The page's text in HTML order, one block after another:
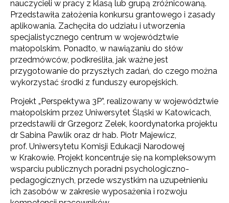
nauczycieli w pracy z klasą lub grupą zróżnicowaną.
Przedstawiła założenia konkursu grantowego i zasady
aplikowania. Zachęciła do udziału i utworzenia
specjalistycznego centrum w województwie
małopolskim. Ponadto, w nawiązaniu do słów
przedmówców, podkreśliła, jak ważne jest
przygotowanie do przyszłych zadań, do czego można
wykorzystać środki z funduszy europejskich.
Projekt „Perspektywa 3P”, realizowany w województwie
małopolskim przez Uniwersytet Śląski w Katowicach,
przedstawili dr Grzegorz Zelek, koordynatorka projektu
dr Sabina Pawlik oraz dr hab. Piotr Majewicz,
prof. Uniwersytetu Komisji Edukacji Narodowej
w Krakowie. Projekt koncentruje się na kompleksowym
wsparciu publicznych poradni psychologiczno-
pedagogicznych, przede wszystkim na uzupełnieniu
ich zasobów w zakresie wyposażenia i rozwoju